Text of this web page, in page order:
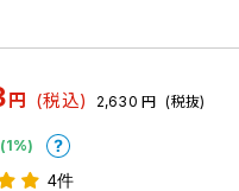
円 (税込) 2,630 円 (税抜)
4件